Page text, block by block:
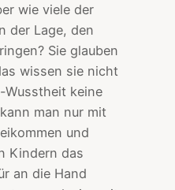
wie viele der
der Lage, den
Sie glauben
wissen sie nicht
Wusstheit keine
man nur mit
und
Kindern das
an die Hand